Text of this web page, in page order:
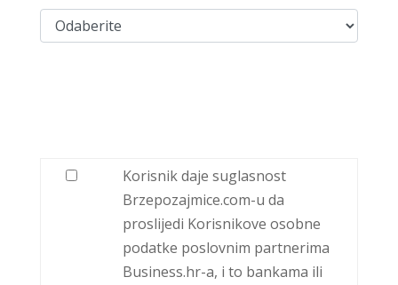
Korisnik daje suglasnost
Brzepozajmice.com-u da
proslijedi Korisnikove osobne
podatke poslovnim partnerima
Business.hr-a, i to bankama ili